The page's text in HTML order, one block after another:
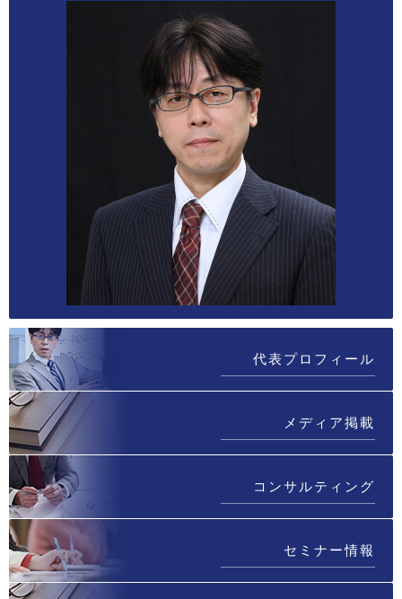
代表プロフィール
メディア掲載
コンサルティング
セミナー情報